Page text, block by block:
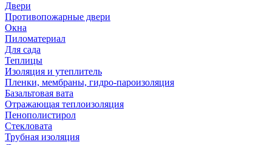
Двери
Противопожарные двери
Окна
Пиломатериал
Для сада
Теплицы
Изоляция и утеплитель
Пленки, мембраны, гидро-пароизоляция
Базальтовая вата
Отражающая теплоизоляция
Пенополистирол
Стекловата
Трубная изоляция